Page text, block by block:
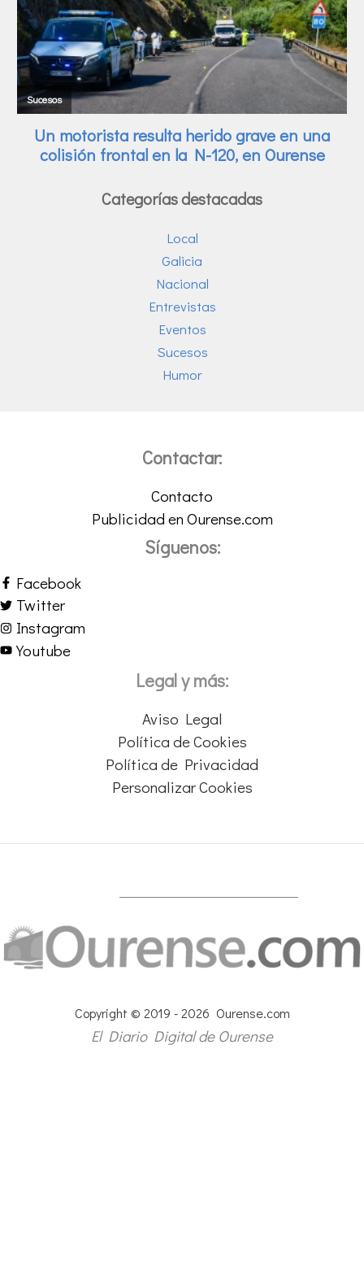
Categorías destacadas
Local
Galicia
Nacional
Entrevistas
Eventos
Sucesos
Humor
Contactar:
Contacto
Publicidad en Ourense.com
Síguenos:
Facebook
Twitter
Instagram
Youtube
Legal y más:
Aviso Legal
Política de Cookies
Política de Privacidad
Personalizar Cookies
Copyright © 2019 - 2026 Ourense.com
El Diario Digital de Ourense